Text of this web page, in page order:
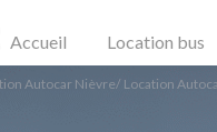
Accueil Location bus
Autocar Nièvre/ Location